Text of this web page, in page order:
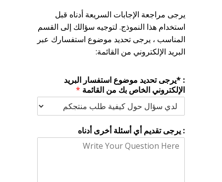
الرئيسية
يرجى مراجعة الإجابات السريعة أدناه قبل
استخدام هذا النموذج. لتوجيه سؤالك إلى القسم
المناسب ، يرجى تحديد موضوع استفسارك عبر
البريد الإلكتروني من القائمة:
: *يرجى تحديد موضوع استفسار البريد
الإلكتروني الخاص بك من القائمة *
: يرجى تقديم أي أسئلة أخرى أدناه